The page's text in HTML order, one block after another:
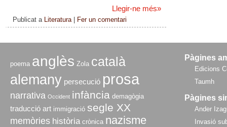
Llegir-ne més»
Publicat a Literatura| Fer un comentari
poema anglès Zola català
alemany persecució prosa
narrativa Occident infància demagògia
traducció art immigració segle XX
memòries història crònica nazisme
Pàgines
Edicions
Taumh
Pàgines
Ander
Invasió